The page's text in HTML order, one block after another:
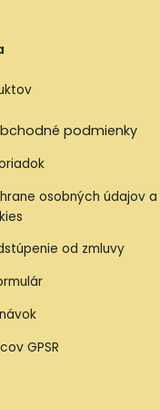
podmienky
osobných údajov a
od zmluvy
GPSR